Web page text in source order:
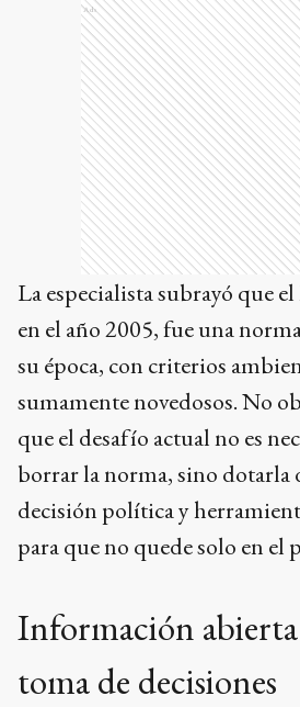
Ads
La especialista subrayó que
en el año 2005, fue una
su época, con criterios
sumamente novedosos. No
que el desafío actual no es
borrar la norma, sino dotarla
decisión política y
para que no quede solo en el
Información
toma de decisiones